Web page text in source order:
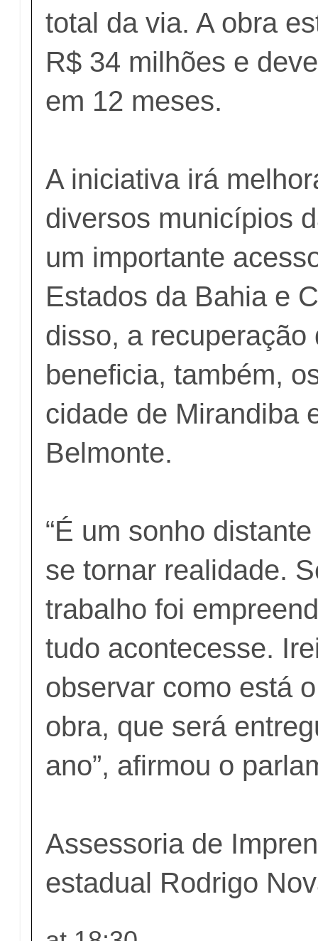
total da via. A obra
R$ 34 milhões e
em 12 meses.
A iniciativa irá
diversos municípios
um importante
Estados da Bahia e
disso, a recuperação
beneficia, também,
cidade de Mirandiba
Belmonte.
“É um sonho
se tornar realidade.
trabalho foi
tudo acontecesse.
observar como está
obra, que será
ano”, afirmou o
Assessoria de
estadual Rodrigo